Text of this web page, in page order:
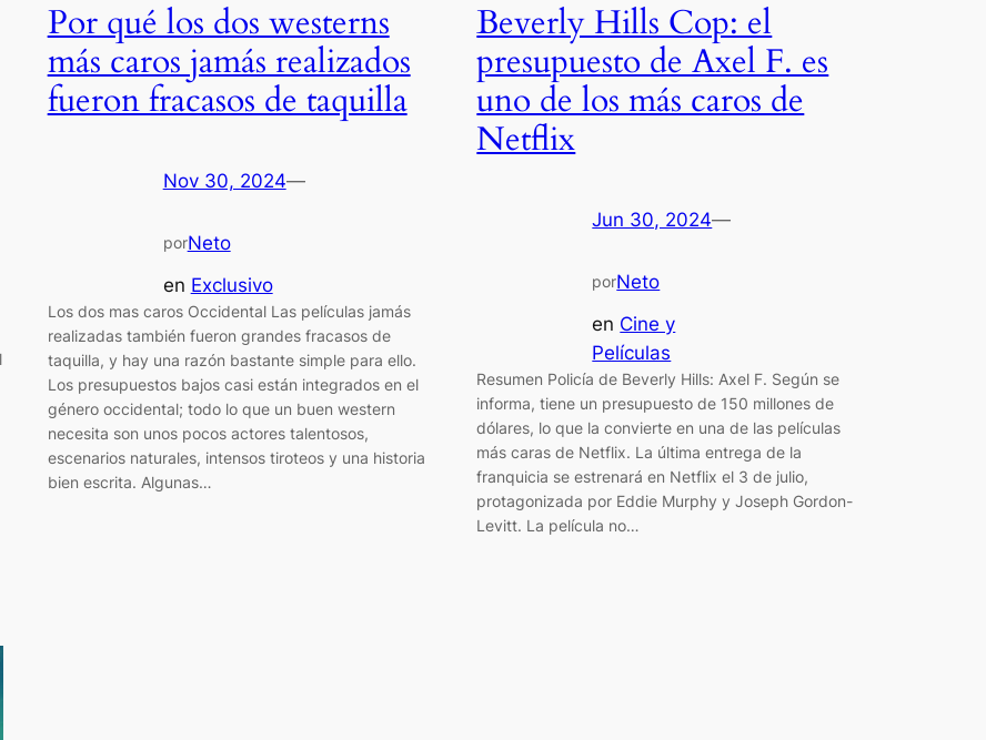
Por qué los dos westerns
más caros jamás realizados
fueron fracasos de taquilla
Nov 30, 2024—
porNeto
en Exclusivo
Los dos mas caros Occidental Las películas jamás
realizadas también fueron grandes fracasos de
taquilla, y hay una razón bastante simple para ello.
Los presupuestos bajos casi están integrados en el
género occidental; todo lo que un buen western
necesita son unos pocos actores talentosos,
escenarios naturales, intensos tiroteos y una historia
bien escrita. Algunas…
Beverly Hills Cop: el
presupuesto de Axel F. es
uno de los más caros de
Netflix
Jun 30, 2024—
porNeto
en Cine y
Películas
Resumen Policía de Beverly Hills: Axel F. Según se
informa, tiene un presupuesto de 150 millones de
dólares, lo que la convierte en una de las películas
más caras de Netflix. La última entrega de la
franquicia se estrenará en Netflix el 3 de julio,
protagonizada por Eddie Murphy y Joseph Gordon-
Levitt. La película no…